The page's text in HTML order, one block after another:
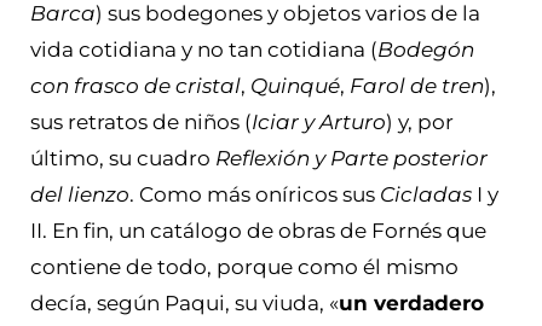
Barca) sus bodegones y objetos varios de la
vida cotidiana y no tan cotidiana (Bodegón
con frasco de cristal, Quinqué, Farol de tren),
sus retratos de niños (Iciar y Arturo) y, por
último, su cuadro Reflexión y Parte posterior
del lienzo. Como más oníricos sus Cicladas I y
II. En fin, un catálogo de obras de Fornés que
contiene de todo, porque como él mismo
decía, según Paqui, su viuda, «un verdadero